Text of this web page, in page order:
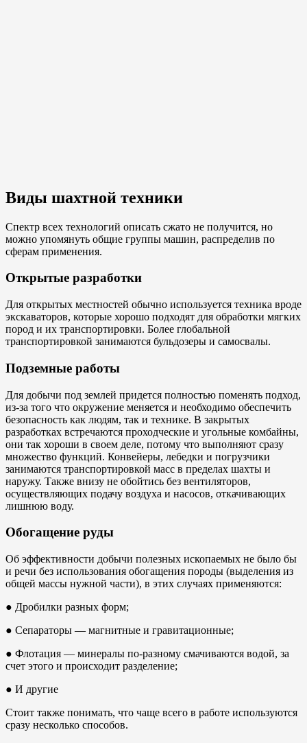
Виды шахтной техники
Спектр всех технологий описать сжато не получится, но
можно упомянуть общие группы машин, распределив по
сферам применения.
Открытые разработки
Для открытых местностей обычно используется техника вроде
экскаваторов, которые хорошо подходят для обработки мягких
пород и их транспортировки. Более глобальной
транспортировкой занимаются бульдозеры и самосвалы.
Подземные работы
Для добычи под землей придется полностью поменять подход,
из-за того что окружение меняется и необходимо обеспечить
безопасность как людям, так и технике. В закрытых
разработках встречаются проходческие и угольные комбайны,
они так хороши в своем деле, потому что выполняют сразу
множество функций. Конвейеры, лебедки и погрузчики
занимаются транспортировкой масс в пределах шахты и
наружу. Также внизу не обойтись без вентиляторов,
осуществляющих подачу воздуха и насосов, откачивающих
лишнюю воду.
Обогащение руды
Об эффективности добычи полезных ископаемых не было бы
и речи без использования обогащения породы (выделения из
общей массы нужной части), в этих случаях применяются:
● Дробилки разных форм;
● Сепараторы — магнитные и гравитационные;
● Флотация — минералы по-разному смачиваются водой, за
счет этого и происходит разделение;
● И другие
Стоит также понимать, что чаще всего в работе используются
сразу несколько способов.